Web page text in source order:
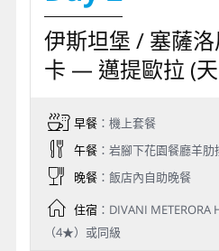
伊斯坦堡 / 塞薩
卡 — 邁提歐拉 (
早餐：機上套餐
午餐：岩腳下花園餐廳羊肋
晚餐：飯店內自助晚餐
住宿：DIVANI METERORA
（4★）或同級